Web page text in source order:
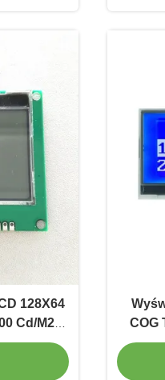
128X64
Cd/M2
COG